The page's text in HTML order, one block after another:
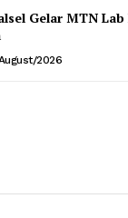
Gelar MTN
2026